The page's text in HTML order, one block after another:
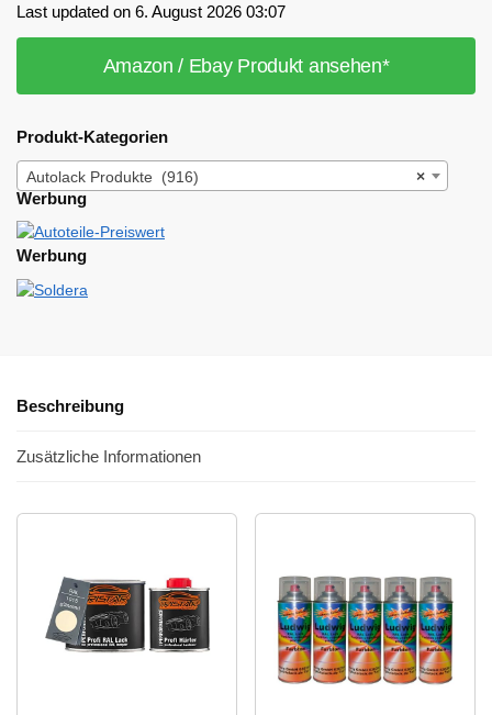
Last updated on 6. August 2026 03:07
Amazon / Ebay Produkt ansehen*
Produkt-Kategorien
×
Autolack Produkte (916)
Werbung
Werbung
Beschreibung
Zusätzliche Informationen